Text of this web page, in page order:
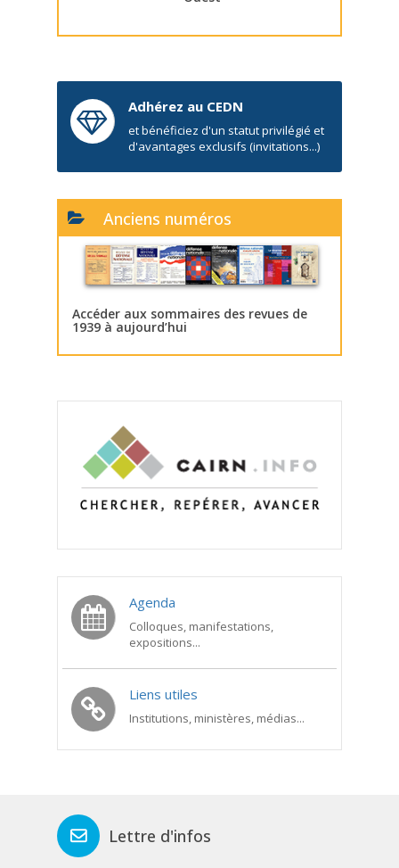
Adhérez au CEDN
et bénéficiez d'un statut privilégié et
d'avantages exclusifs (invitations...)
Anciens numéros
Accéder aux sommaires des revues de
1939 à aujourd’hui
Agenda
Colloques, manifestations,
expositions...
Liens utiles
Institutions, ministères, médias...
Lettre d'infos